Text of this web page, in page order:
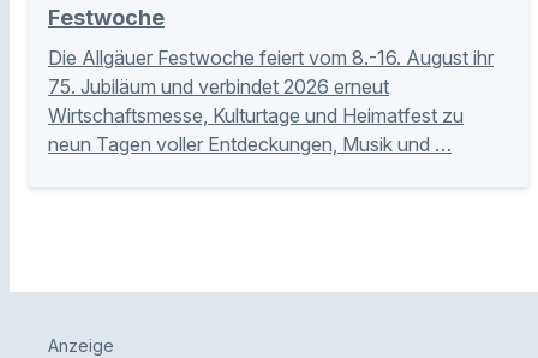
Festwoche
Die Allgäuer Festwoche feiert vom 8.-16. August ihr
75. Jubiläum und verbindet 2026 erneut
Wirtschaftsmesse, Kulturtage und Heimatfest zu
neun Tagen voller Entdeckungen, Musik und …
Anzeige